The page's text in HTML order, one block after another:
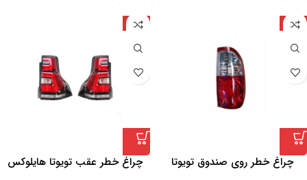
ژاپن
چراغ خطر روی صندوق تویوتا
ژاپن
چراغ خطر عقب تویوتا هایلوکس